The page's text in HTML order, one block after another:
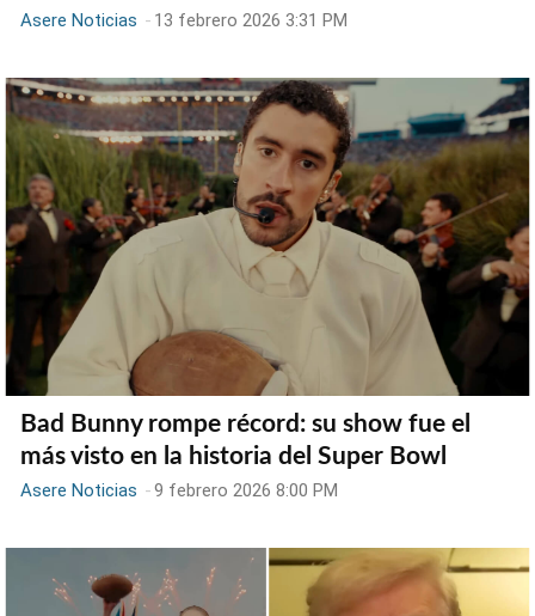
Asere Noticias - 13 febrero 2026 3:31 PM
Bad Bunny rompe récord: su show fue el
más visto en la historia del Super Bowl
Asere Noticias -9 febrero 2026 8:00 PM